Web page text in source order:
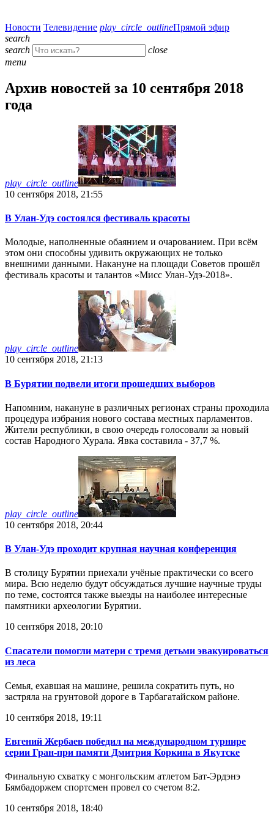
Новости Телевидение play_circle_outlineПрямой эфир
search
search
close
menu
Архив новостей за 10 сентября 2018
года
play_circle_outline
10 сентября 2018, 21:55
В Улан-Удэ состоялся фестиваль красоты
Молодые, наполненные обаянием и очарованием. При всём
этом они способны удивить окружающих не только
внешними данными. Накануне на площади Советов прошёл
фестиваль красоты и талантов «Мисс Улан-Удэ-2018».
play_circle_outline
10 сентября 2018, 21:13
В Бурятии подвели итоги прошедших выборов
Напомним, накануне в различных регионах страны проходила
процедура избрания нового состава местных парламентов.
Жители республики, в свою очередь голосовали за новый
состав Народного Хурала. Явка составила - 37,7 %.
play_circle_outline
10 сентября 2018, 20:44
В Улан-Удэ проходит крупная научная конференция
В столицу Бурятии приехали учёные практически со всего
мира. Всю неделю будут обсуждаться лучшие научные труды
по теме, состоятся также выезды на наиболее интересные
памятники археологии Бурятии.
10 сентября 2018, 20:10
Спасатели помогли матери с тремя детьми эвакуироваться
из леса
Семья, ехавшая на машине, решила сократить путь, но
застряла на грунтовой дороге в Тарбагатайском районе.
10 сентября 2018, 19:11
Евгений Жербаев победил на международном турнире
серии Гран-при памяти Дмитрия Коркина в Якутске
Финальную схватку с монгольским атлетом Бат-Эрдэнэ
Бямбадоржем спортсмен провел со счетом 8:2.
10 сентября 2018, 18:40